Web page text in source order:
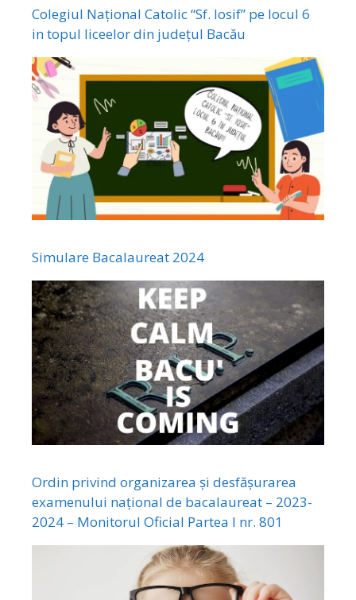
Colegiul Național Catolic “Sf. Iosif” pe locul 6
in topul liceelor din județul Bacău
Simulare Bacalaureat 2024
Ordin privind organizarea și desfășurarea
examenului național de bacalaureat – 2023-
2024 – Monitorul Oficial Partea I nr. 801